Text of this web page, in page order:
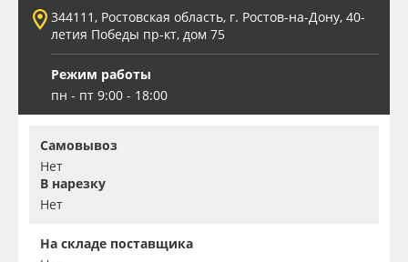
344111, Ростовская область, г. Ростов-на-Дону, 40-
летия Победы пр-кт, дом 75
Режим работы
пн - пт 9:00 - 18:00
Самовывоз
Нет
В нарезку
Нет
На складе поставщика